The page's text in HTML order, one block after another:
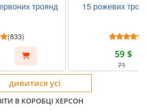
троянд
(833)
15 рожевих
59 $
71
дивитися усі
В КОРОБЦІ ХЕРСОН